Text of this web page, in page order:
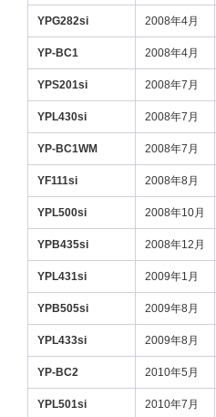
YPG282si 2008年4月
YP-BC1 2008年4月
YPS201si 2008年7月
YPL430si 2008年7月
YP-BC1WM 2008年7月
YF111si 2008年8月
YPL500si 2008年10月
YPB435si 2008年12月
YPL431si 2009年1月
YPB505si 2009年8月
YPL433si 2009年8月
YP-BC2 2010年5月
YPL501si 2010年7月